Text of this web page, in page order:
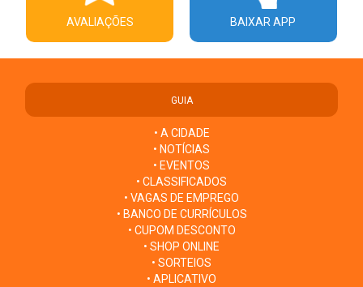
AVALIAÇÕES BAIXAR APP
GUIA
• A CIDADE
• NOTÍCIAS
• EVENTOS
• CLASSIFICADOS
• VAGAS DE EMPREGO
• BANCO DE CURRÍCULOS
• CUPOM DESCONTO
• SHOP ONLINE
• SORTEIOS
• APLICATIVO